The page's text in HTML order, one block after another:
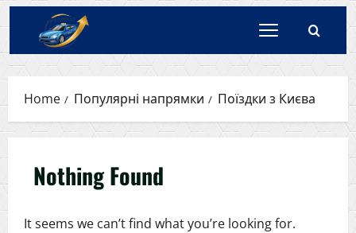
Skip
to
content
Home Популярні напрямки Поїздки з Києва
Nothing Found
It seems we can’t find what you’re looking for.